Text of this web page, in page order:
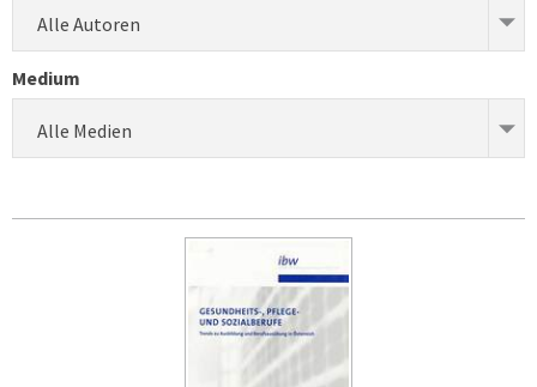
Alle Autoren
Medium
Alle Medien